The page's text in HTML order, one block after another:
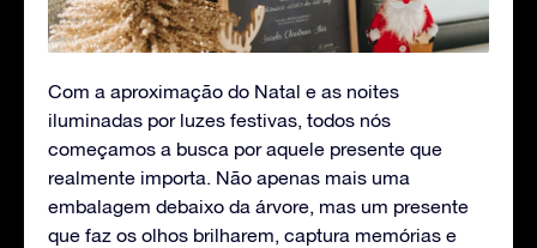
Com a aproximação do Natal e as noites
iluminadas por luzes festivas, todos nós
começamos a busca por aquele presente que
realmente importa. Não apenas mais uma
embalagem debaixo da árvore, mas um presente
que faz os olhos brilharem, captura memórias e